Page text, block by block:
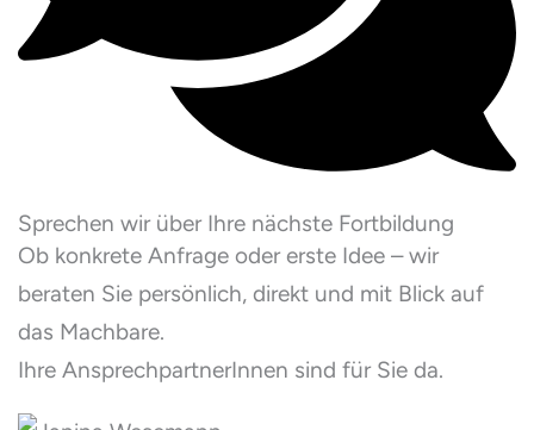
Sprechen wir über Ihre nächste Fortbildung
Ob konkrete Anfrage oder erste Idee – wir
beraten Sie persönlich, direkt und mit Blick auf
das Machbare.
Ihre AnsprechpartnerInnen sind für Sie da.